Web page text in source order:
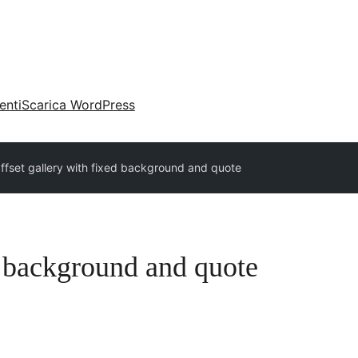
Scarica WordPress
gallery with fixed background and quote
and quote